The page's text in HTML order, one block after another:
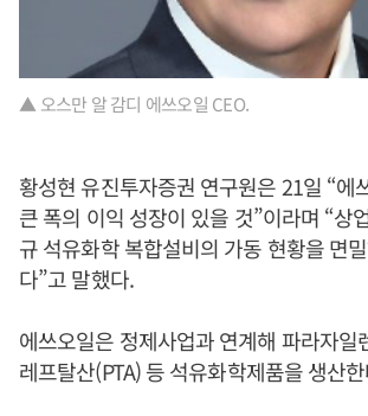
▲ 오스만 알 감디 에쓰오일 CEO.
황성현 유진투자증권 연구원은 21일 “에
큰 폭의 이익 성장이 있을 것”이라며 “상
규 석유화학 복합설비의 가동 현황을 면
다”고 말했다.
에쓰오일은 정제사업과 연계해 파라자일
레프탈산(PTA) 등 석유화학제품을 생산